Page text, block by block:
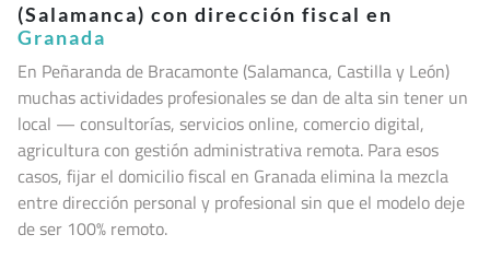
(Salamanca) con dirección fiscal en
Granada
En Peñaranda de Bracamonte (Salamanca, Castilla y León)
muchas actividades profesionales se dan de alta sin tener un
local — consultorías, servicios online, comercio digital,
agricultura con gestión administrativa remota. Para esos
casos, fijar el domicilio fiscal en Granada elimina la mezcla
entre dirección personal y profesional sin que el modelo deje
de ser 100% remoto.